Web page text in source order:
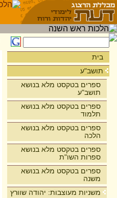
בית
תושב"ע
ספרים בטקסט מלא בנושא
תושב"ע
ספרים בטקסט מלא בנושא
תלמוד
ספרים בטקסט מלא בנושא
הלכה
ספרים בטקסט מלא בנושא
ספרות השו"ת
ספרים בטקסט מלא בנושא
משנה
משניות מעוצבות: יהודה שוורץ